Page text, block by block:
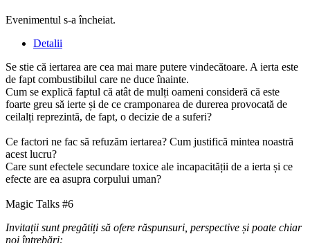
Evenimentul s-a încheiat.
Detalii
Se stie că iertarea are cea mai mare putere vindecătoare. A ierta este
de fapt combustibilul care ne duce înainte.
Cum se explică faptul că atât de mulți oameni consideră că este
foarte greu să ierte și de ce cramponarea de durerea provocată de
ceilalți reprezintă, de fapt, o decizie de a suferi?
Ce factori ne fac să refuzăm iertarea? Cum justifică mintea noastră
acest lucru?
Care sunt efectele secundare toxice ale incapacității de a ierta și ce
efecte are ea asupra corpului uman?
Magic Talks #6
Invitații sunt pregătiți să ofere răspunsuri, perspective și poate chiar
noi întrebări: